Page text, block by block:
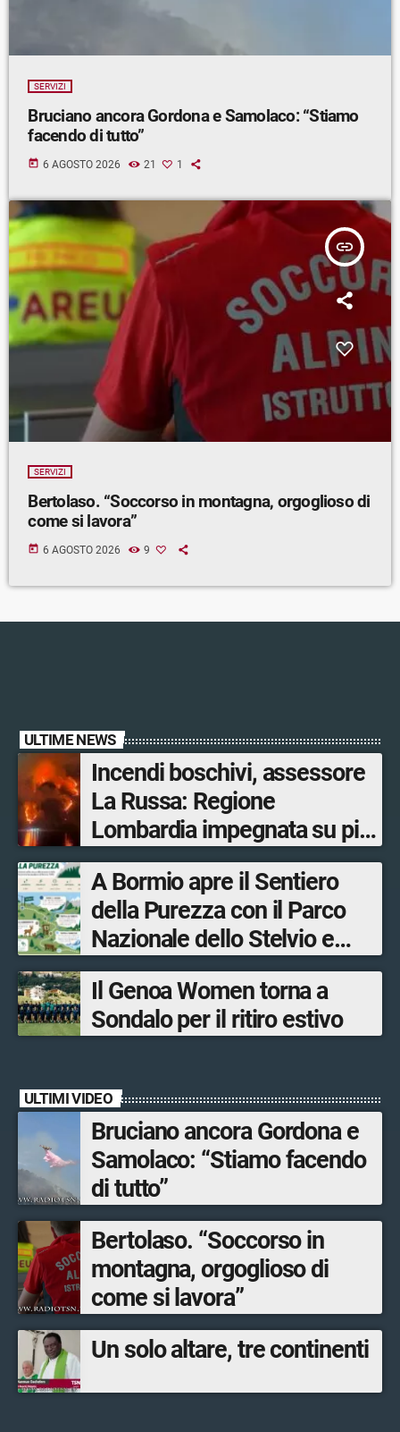
SERVIZI
Bruciano ancora Gordona e Samolaco: “Stiamo
facendo di tutto”
today 6 AGOSTO 2026 21 1
insert_link
SERVIZI
Bertolaso. “Soccorso in montagna, orgoglioso di
come si lavora”
today 6 AGOSTO 2026 9
ULTIME NEWS
Incendi boschivi, assessore
La Russa: Regione
Lombardia impegnata su più
fronti, 48 volontari coinvolti
tra le province di Lecco,
Sondrio, Milano e Como
A Bormio apre il Sentiero
della Purezza con il Parco
Nazionale dello Stelvio e
Bormio Tourism
Il Genoa Women torna a
Sondalo per il ritiro estivo
ULTIMI VIDEO
Bruciano ancora Gordona e
Samolaco: “Stiamo facendo
di tutto”
Bertolaso. “Soccorso in
montagna, orgoglioso di
come si lavora”
Un solo altare, tre continenti